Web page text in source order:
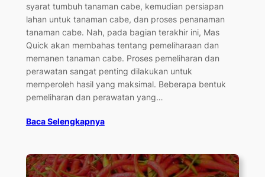
syarat tumbuh tanaman cabe, kemudian persiapan
lahan untuk tanaman cabe, dan proses penanaman
tanaman cabe. Nah, pada bagian terakhir ini, Mas
Quick akan membahas tentang pemeliharaan dan
memanen tanaman cabe. Proses pemeliharan dan
perawatan sangat penting dilakukan untuk
memperoleh hasil yang maksimal. Beberapa bentuk
pemeliharan dan perawatan yang…
Baca Selengkapnya